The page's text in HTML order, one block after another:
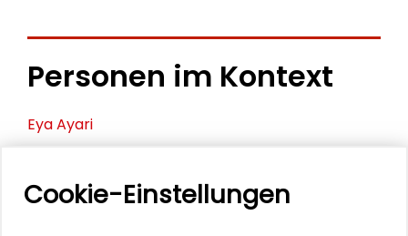
Personen im Kontext
Eya Ayari
Hannah Ferber
Cookie-Einstellungen